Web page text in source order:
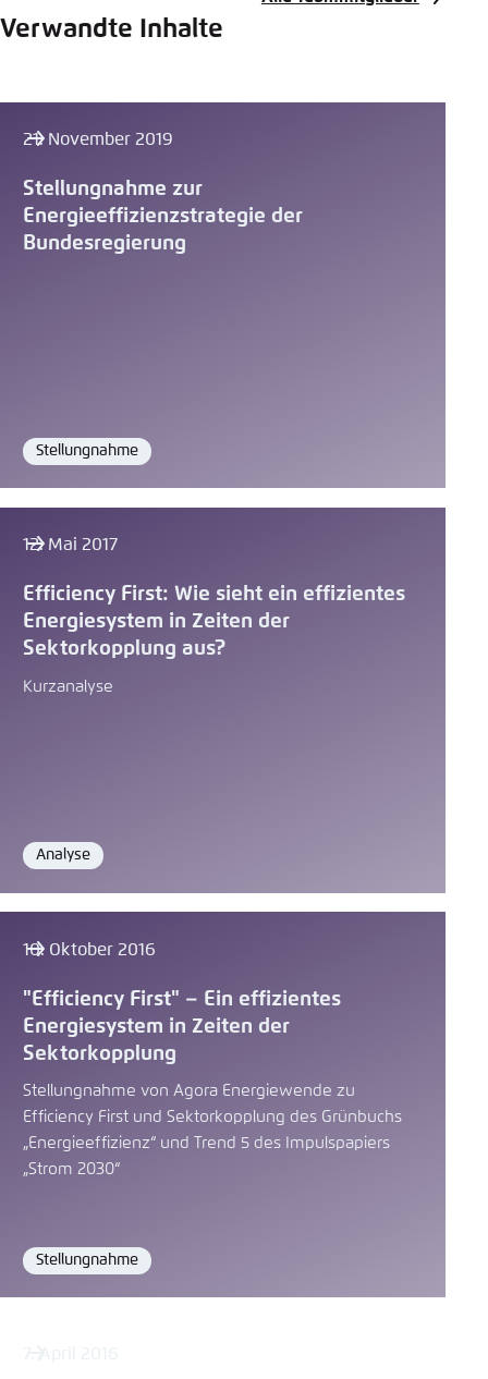
Verwandte Inhalte
21. November 2019
Stellungnahme zur
Energieeffizienzstrategie der
Bundesregierung
Format
Stellungnahme
12. Mai 2017
Efficiency First: Wie sieht ein effizientes
Energiesystem in Zeiten der
Sektorkopplung aus?
Kurzanalyse
Format
Analyse
10. Oktober 2016
"Efficiency First" – Ein effizientes
Energiesystem in Zeiten der
Sektorkopplung
Stellungnahme von Agora Energiewende zu
Efficiency First und Sektorkopplung des Grünbuchs
„Energieeffizienz“ und Trend 5 des Impulspapiers
„Strom 2030“
Format
Stellungnahme